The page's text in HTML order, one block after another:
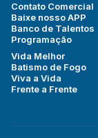
Contato Comercial
Baixe nosso APP
Banco de Talentos
Programação
Vida Melhor
Batismo de Fogo
Viva a Vida
Frente a Frente